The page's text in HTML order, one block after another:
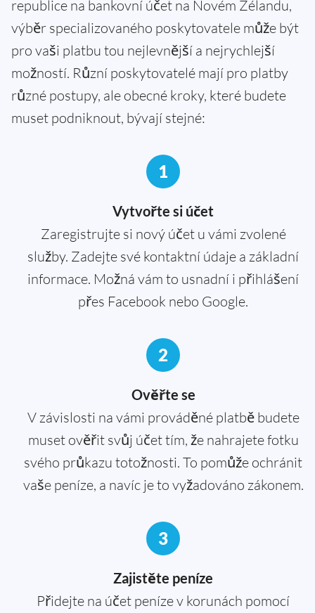
republice na bankovní účet na Novém Zélandu,
výběr specializovaného poskytovatele může být
pro vaši platbu tou nejlevnější a nejrychlejší
možností. Různí poskytovatelé mají pro platby
různé postupy, ale obecné kroky, které budete
muset podniknout, bývají stejné:
1
Vytvořte si účet
Zaregistrujte si nový účet u vámi zvolené
služby. Zadejte své kontaktní údaje a základní
informace. Možná vám to usnadní i přihlášení
přes Facebook nebo Google.
2
Ověřte se
V závislosti na vámi prováděné platbě budete
muset ověřit svůj účet tím, že nahrajete fotku
svého průkazu totožnosti. To pomůže ochránit
vaše peníze, a navíc je to vyžadováno zákonem.
3
Zajistěte peníze
Přidejte na účet peníze v korunách pomocí